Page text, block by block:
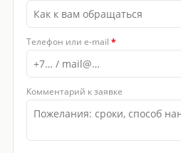
Телефон или e-mail *
Комментарий к заявке